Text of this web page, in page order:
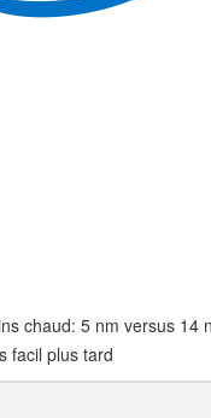
chaud: 5 nm versus 14
facil plus tard